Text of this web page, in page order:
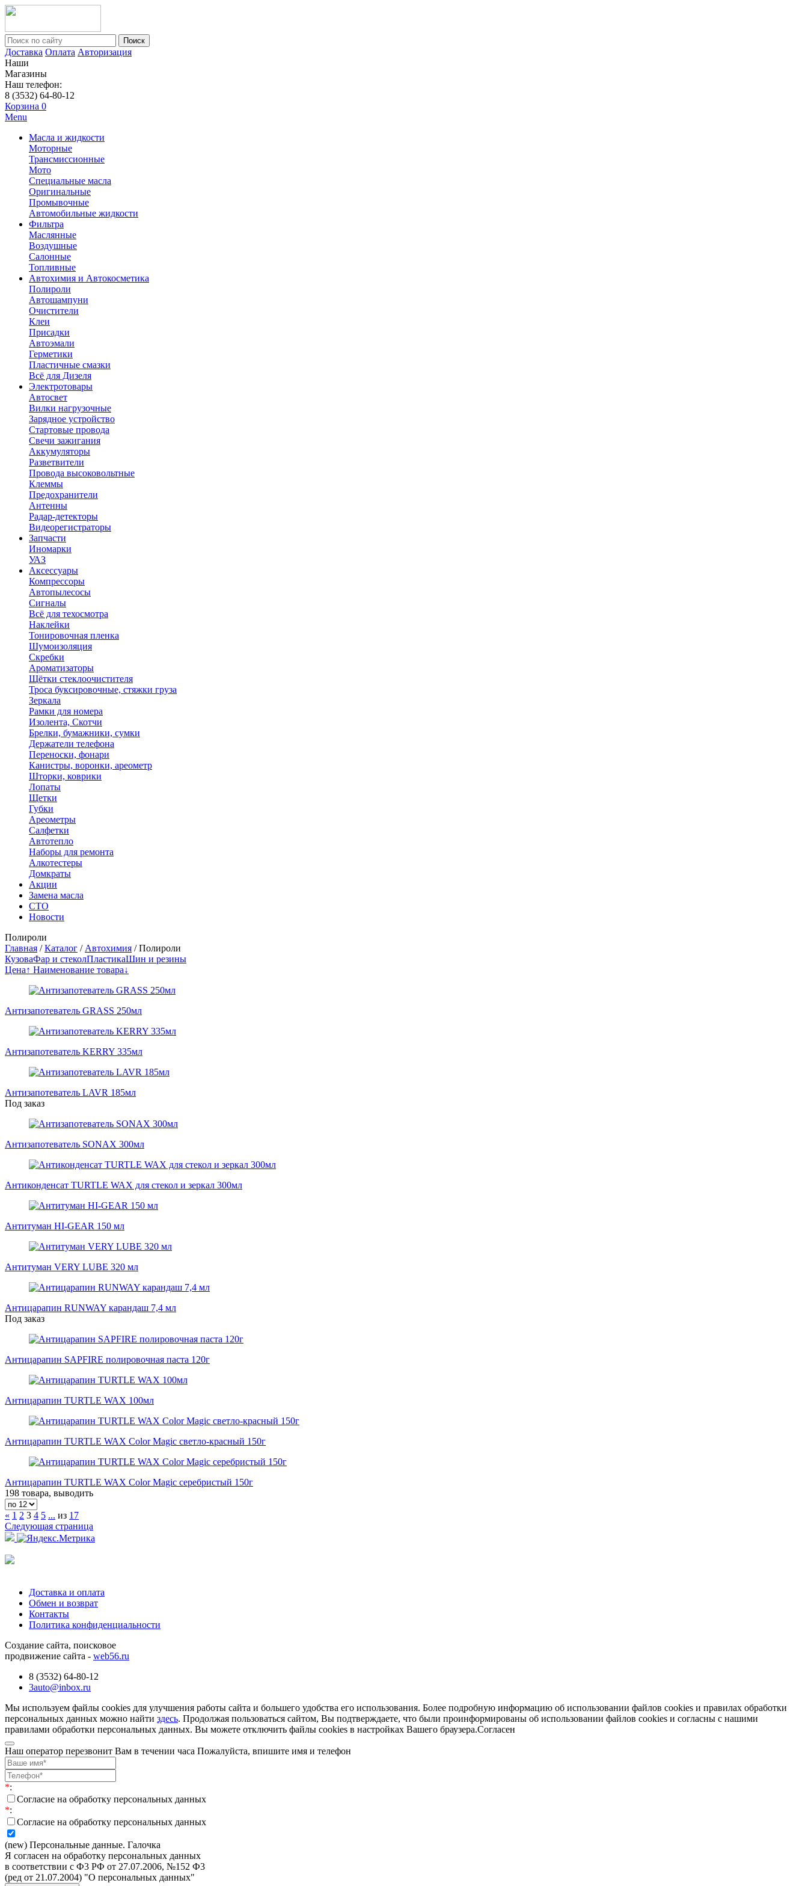
Поиск
Доставка Оплата Авторизация
Наши
Магазины
Наш телефон:
8 (3532) 64-80-12
Корзина 0
Menu
Масла и жидкости
Моторные
Трансмиссионные
Мото
Специальные масла
Оригинальные
Промывочные
Автомобильные жидкости
Фильтра
Маслянные
Воздушные
Салонные
Топливные
Автохимия и Автокосметика
Полироли
Автошампуни
Очистители
Клеи
Присадки
Автоэмали
Герметики
Пластичные смазки
Всё для Дизеля
Электротовары
Автосвет
Вилки нагрузочные
Зарядное устройство
Стартовые провода
Свечи зажигания
Аккумуляторы
Разветвители
Провода высоковольтные
Клеммы
Предохранители
Антенны
Радар-детекторы
Видеорегистраторы
Запчасти
Иномарки
УАЗ
Аксесcуары
Компрессоры
Автопылесосы
Сигналы
Всё для техосмотра
Наклейки
Тонировочная пленка
Шумоизоляция
Скребки
Ароматизаторы
Щётки стеклоочистителя
Троса буксировочные, стяжки груза
Зеркала
Рамки для номера
Изолента, Скотчи
Брелки, бумажники, сумки
Держатели телефона
Переноски, фонари
Канистры, воронки, ареометр
Шторки, коврики
Лопаты
Щетки
Губки
Ареометры
Салфетки
Автотепло
Наборы для ремонта
Алкотестеры
Домкраты
Акции
Замена масла
СТО
Новости
Полироли
Главная /Каталог / Автохимия /Полироли
КузоваФар и стеколПластикаШин и резины
Цена↑ Наименование товара↓
Антизапотеватель GRASS 250мл
Антизапотеватель KERRY 335мл
Антизапотеватель LAVR 185мл
Под заказ
Антизапотеватель SONAX 300мл
Антиконденсат TURTLE WAX для стекол и зеркал 300мл
Антитуман HI-GEAR 150 мл
Антитуман VERY LUBE 320 мл
Антицарапин RUNWAY карандаш 7,4 мл
Под заказ
Антицарапин SAPFIRE полировочная паста 120г
Антицарапин TURTLE WAX 100мл
Антицарапин TURTLE WAX Color Magic светло-красный 150г
Антицарапин TURTLE WAX Color Magic серебристый 150г
198 товара, выводить
« 1 2 3 4 5 ... из 17
Следующая страница
Доставка и оплата
Обмен и возврат
Контакты
Политика конфиденциальности
Создание сайта, поисковое
продвижение сайта - web56.ru
8 (3532) 64-80-12
3auto@inbox.ru
Мы используем файлы cookies для улучшения работы сайта и большего удобства его использования. Более подробную информацию об использовании файлов cookies и правилах обработки
персональных данных можно найти здесь. Продолжая пользоваться сайтом, Вы подтверждаете, что были проинформированы об использовании файлов cookies и согласны с нашими
правилами обработки персональных данных. Вы можете отключить файлы cookies в настройках Вашего браузера.Согласен
Наш оператор перезвонит Вам в течении часа Пожалуйста, впишите имя и телефон
*:
Согласие на обработку персональных данных
*:
Согласие на обработку персональных данных
(new) Персональные данные. Галочка
Я согласен на обработку персональных данных
в соответствии с Ф3 РФ от 27.07.2006, №152 Ф3
(ред от 21.07.2004) "О персональных данных"